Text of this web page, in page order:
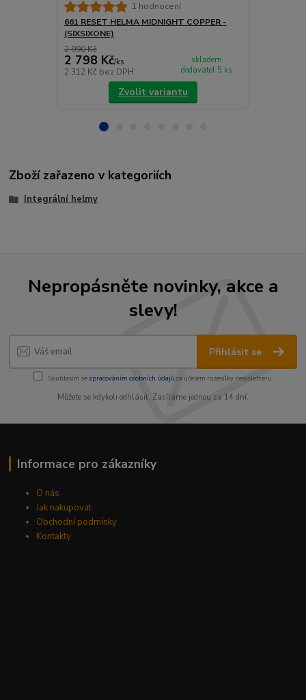
1 hodnocení
661 RESET HELMA MIDNIGHT COPPER -
(SIXSIXONE)
2 990 Kč
2 798 Kč/ks
2 312 Kč bez DPH
skladem
dodavatel 5 ks
Zvolit variantu
Zboží zařazeno v kategoriích
Integrální helmy
Nepropásněte novinky, akce a
slevy!
Přihlásit se
Souhlasím se zpracováním osobních údajůza účelem rozesílky newsletteru.
Můžete se kdykoli odhlásit. Zasíláme jednou za 14 dní.
Informace pro zákazníky
O nás
Jak nakupovat
Obchodní podmínky
Kontakty